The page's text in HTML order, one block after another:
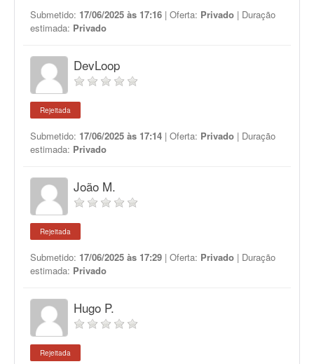
Submetido: 17/06/2025 às 17:16 | Oferta: Privado | Duração
estimada: Privado
DevLoop
Rejeitada
Submetido: 17/06/2025 às 17:14 | Oferta: Privado | Duração
estimada: Privado
João M.
Rejeitada
Submetido: 17/06/2025 às 17:29 | Oferta: Privado | Duração
estimada: Privado
Hugo P.
Rejeitada